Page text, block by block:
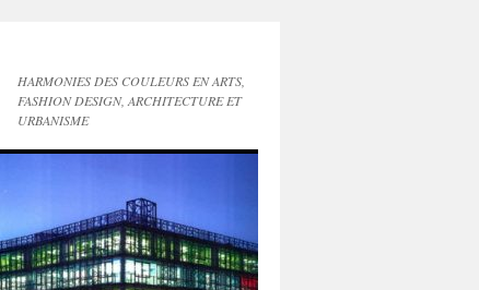
HARMONIES DES COULEURS EN ARTS,
FASHION DESIGN, ARCHITECTURE ET
URBANISME